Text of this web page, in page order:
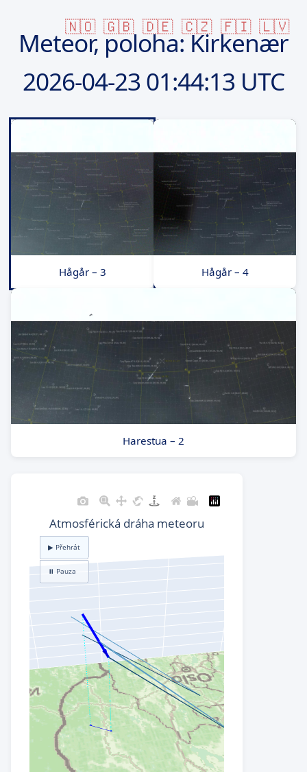
🇳🇴 🇬🇧 🇩🇪 🇨🇿 🇫🇮 🇱🇻
Meteor, poloha: Kirkenær
2026-04-2301:44:13 UTC
Hågår – 3 Hågår – 4
Harestua – 2